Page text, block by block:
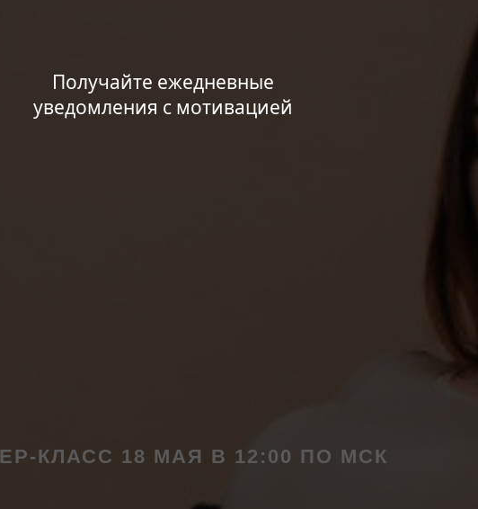
Получайте ежедневные
уведомления с мотивацией
КЛАСС 18 МАЯ В 12:00 ПО МСК